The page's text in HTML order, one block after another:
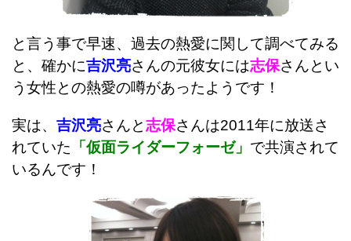
と言う事で早速、過去の熱愛に関して調べてみる
と、確かに吉沢亮さんの元彼女には志保さんとい
う女性との熱愛の噂があったようです！
実は、 吉沢亮さんと志保さんは2011年に放送さ
れていた 「仮面ライダーフォーゼ」 で共演されて
いるんです！